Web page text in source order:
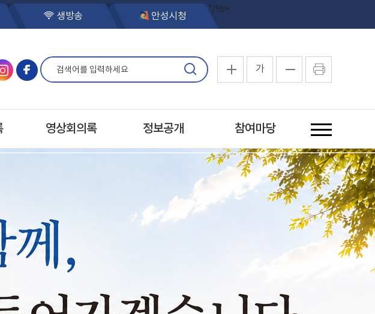
*/%>
생방송 안성시청
가
영상회의록 정보공개 참여마당